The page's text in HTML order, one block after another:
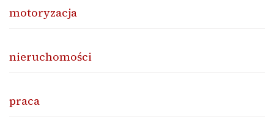
motoryzacja
nieruchomości
praca